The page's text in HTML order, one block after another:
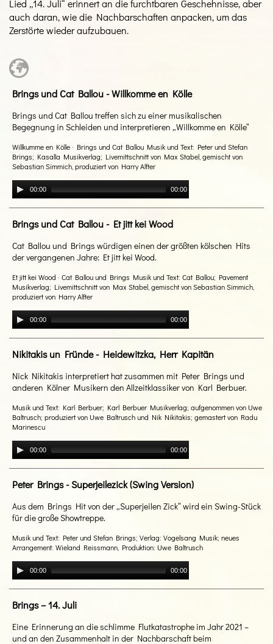
Lied „14. Juli“ erinnert an die furchtbaren Geschehnisse, aber
auch daran, wie die Nachbarschaften anpacken, um das
Zerstörte wieder aufzubauen.
Brings und Cat Ballou - Willkomme en Kölle
Brings und Cat Ballou treffen sich zu einer musikalischen
Begegnung in Schleiden und interpretieren „Willkomme en Kölle“
Willkumme en Kölle · Brings und Cat Ballou Musik und Text: Peter und Stefan
Brings; Kasalla Musikverlag; Livemittschnitt von Max Stabel, gemischt von
Sebastian Simmich, produziert von Harry Alfter
00:00 00:00
Brings und Cat Ballou - Et jitt kei Wood
Cat Ballou und Brings würdigen einen der größten kölschen Hits
der vergangenen Jahre: Et jitt kei Wood.
Et jitt kei Wood · Cat Ballou und Brings Musik und Text: Cat Ballou; Pavement
Musikverlag; Livemittschnitt von Max Stabel, gemischt von Sebastian Simmich,
produziert von Harry Alfter
00:00 00:00
Nikitakis un Fründe - Heidewitzka, Herr Kapitän
Nick Nikitakis interpretiert hat zusammen mit Peter Brings und
anderen Kölner Musikern den Allzeitklassiker von Karl Berbuer.
Musik und Text: Karl Berbuer; Karl Berbuer Musikverlag; aufgenommen von Uwe
Baltrusch; produziert von Uwe Baltrusch und Nik Nikitakis; gemastert von Radu
Marinescu
00:00 00:00
Peter Brings - Superjeilezick (Swing Version)
Aus dem Brings Hit von der „Superjeilen Zick“ wird ein Swing-Stück
für die große Showtreppe.
Musik und Text: Peter und Stefan Brings; Verlag: Vogelsang Musik; neues
Arrangement: Wieland Reissmann, Produktion: Uwe Baltrusch
00:00 00:00
Brings – 14. Juli
Eine Erinnerung an die schlimme Flutkatastrophe im Jahr 2021 –
und an den Zusammenhalt in der Nachbarschaft beim